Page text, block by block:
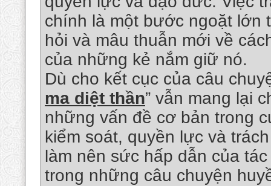
chính là một bước ngoặt lớn
hỏi và mâu thuẫn mới về
của những kẻ nắm giữ nó.
Dù cho kết cục của câu
ma diệt thần” vẫn mang lại
những vấn đề cơ bản trong
kiểm soát, quyền lực và
làm nên sức hấp dẫn của
trong những câu chuyện